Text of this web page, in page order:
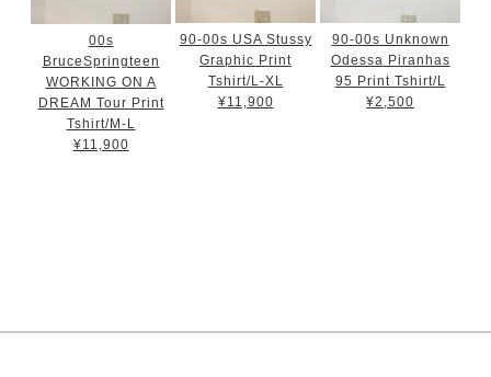
00s
BruceSpringteen
WORKING ON A
DREAM Tour Print
Tshirt/M-L
¥11,900
90-00s USA Stussy
Graphic Print
Tshirt/L-XL
¥11,900
90-00s Unknown
Odessa Piranhas
95 Print Tshirt/L
¥2,500